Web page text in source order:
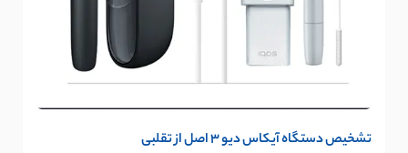
تشخیص دستگاه آیکاس دیو 3 اصل از تقلبی